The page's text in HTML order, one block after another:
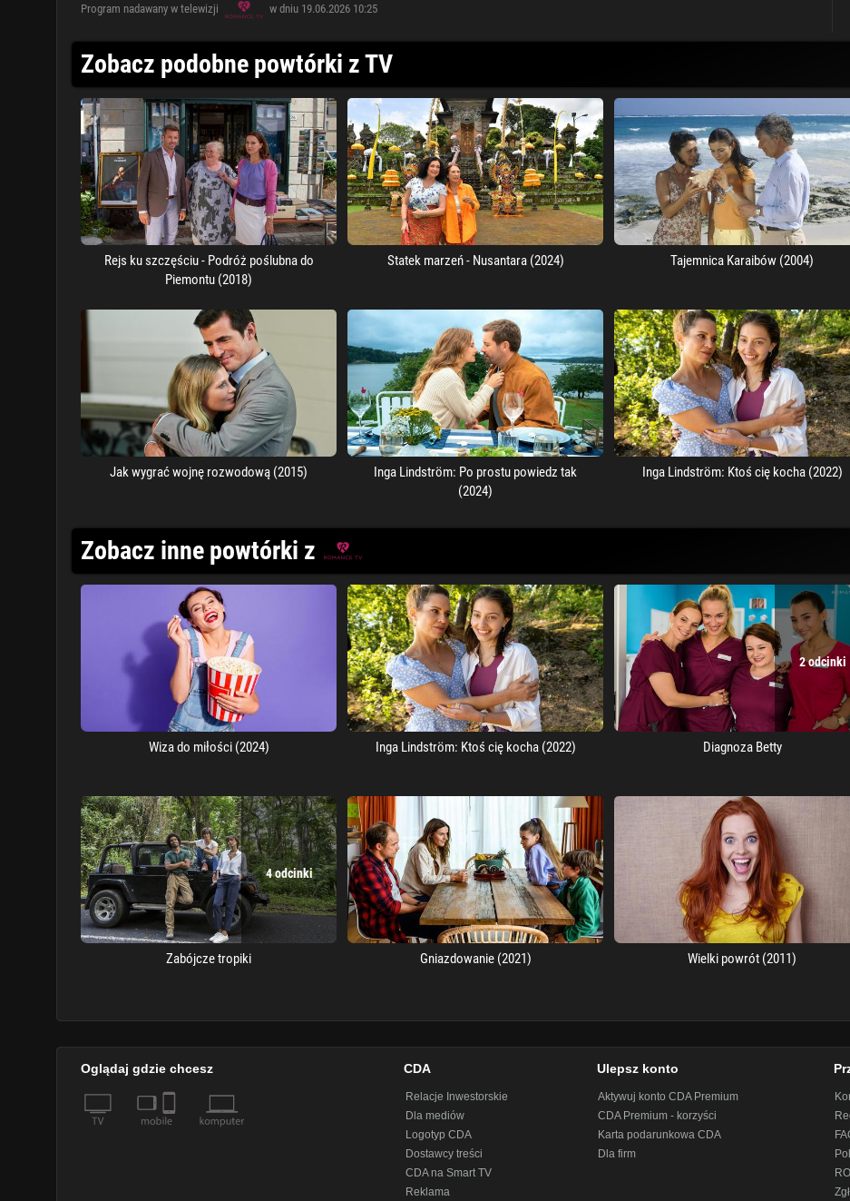
Program nadawany w telewizji w dniu 19.06.2026 10:25
Zobacz podobne powtórki z TV
Rejs ku szczęściu - Podróż poślubna do
Piemontu (2018)
Statek marzeń - Nusantara (2024) Tajemnica Karaibów (2004)
Jak wygrać wojnę rozwodową (2015)
Inga Lindström: Po prostu powiedz tak
(2024)
Inga Lindström: Ktoś cię kocha (2022)
Zobacz inne powtórki z
Wiza do miłości (2024) Inga Lindström: Ktoś cię kocha (2022)
2 odcinki
Diagnoza Betty
4 odcinki
Zabójcze tropiki Gniazdowanie (2021) Wielki powrót (2011)
Oglądaj gdzie chcesz CDA
Relacje Inwestorskie
Dla mediów
Logotyp CDA
Dostawcy treści
CDA na Smart TV
Reklama
Ulepsz konto
Aktywuj konto CDA Premium
CDA Premium - korzyści
Karta podarunkowa CDA
Dla firm